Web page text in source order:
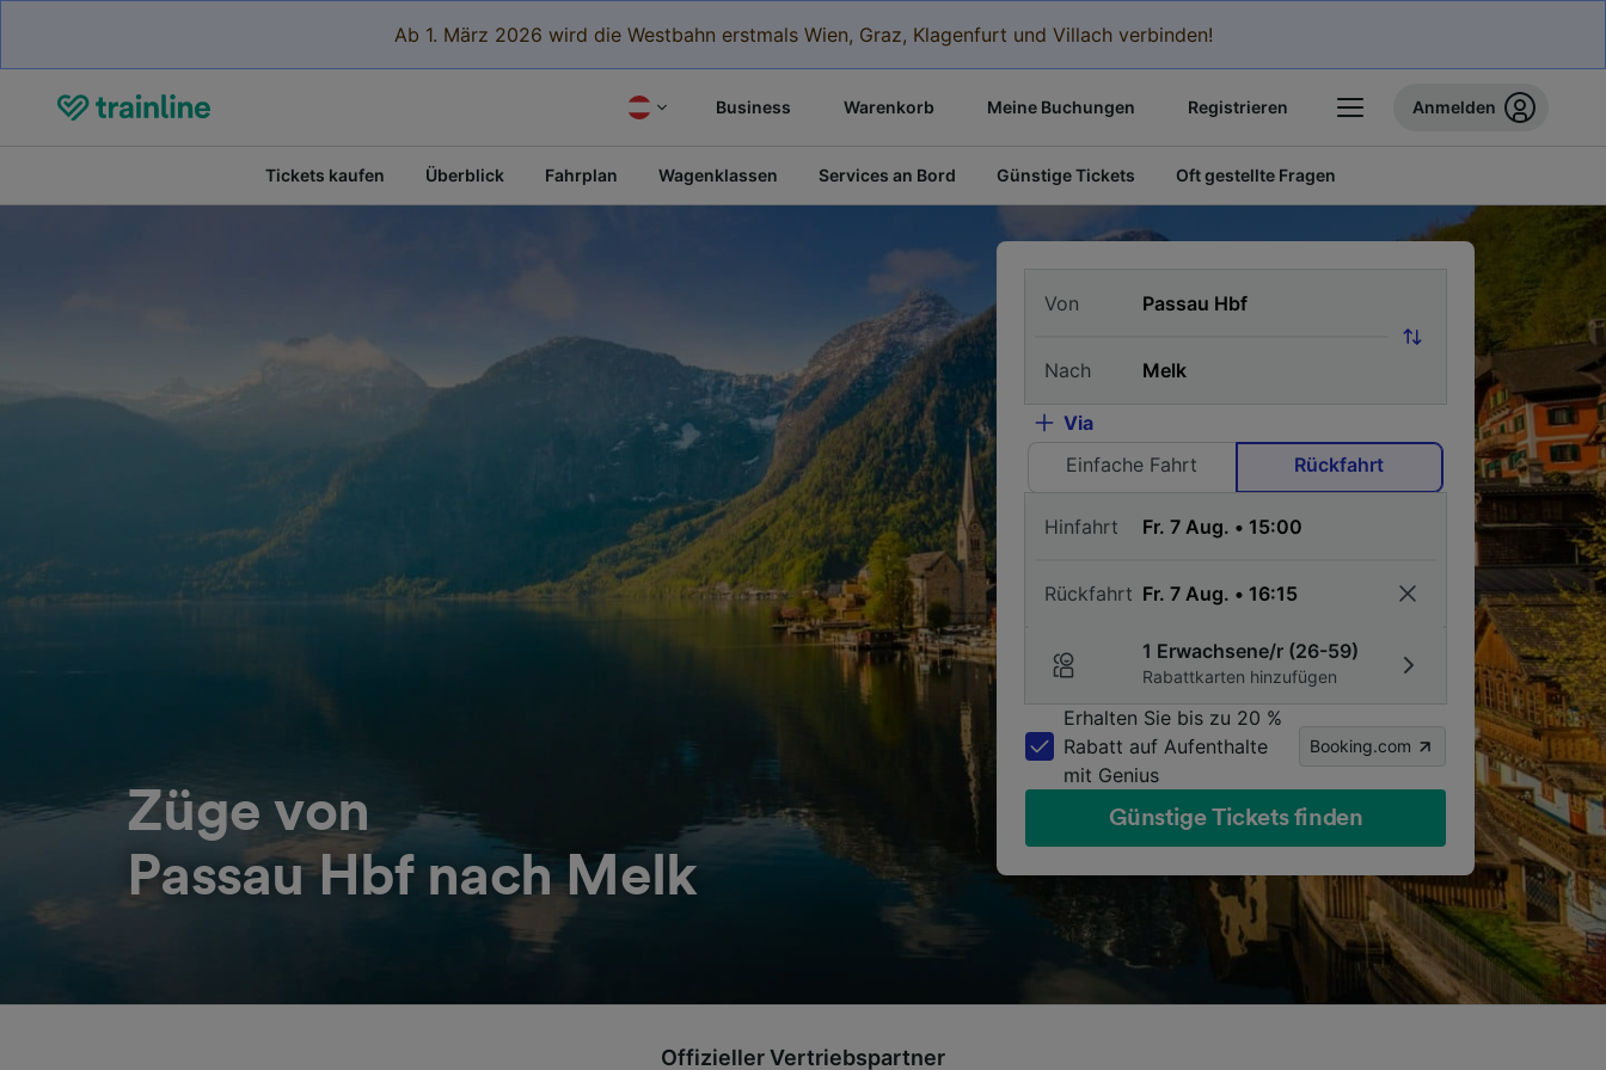
Ab 1. März 2026 wird die Westbahn erstmals Wien, Graz, Klagenfurt und Villach verbinden!
Business Warenkorb Meine Buchungen Registrieren Anmelden
Tickets kaufen Überblick Fahrplan Wagenklassen Services an Bord Günstige Tickets Oft gestellte Fragen
Züge von
Passau Hbf nach Melk
Von
Nach
Via
Einfache Fahrt
Rückfahrt
Hinfahrt
Rückfahrt
1 Erwachsene/r (26-59)
Rabattkarten hinzufügen
Erhalten Sie bis zu 20 %
Rabatt auf Aufenthalte
mit Genius
Booking.com
Günstige Tickets finden
Offizieller Vertriebspartner